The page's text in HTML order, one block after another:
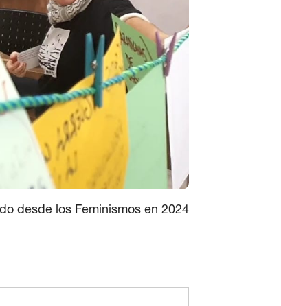
desde los Feminismos en 2024